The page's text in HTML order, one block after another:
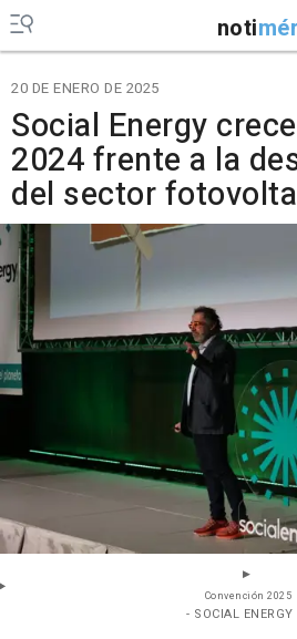
noti
20 DE ENERO DE 2025
Social Energy
2024 frente a la
del sector
Convención 2025
- SOCIAL ENERGY